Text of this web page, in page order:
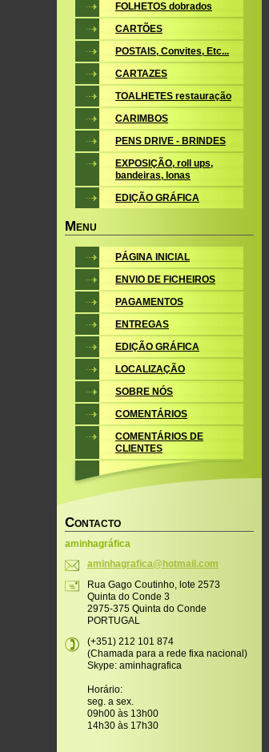
FOLHETOS dobrados
CARTÕES
POSTAIS, Convites, Etc...
CARTAZES
TOALHETES restauração
CARIMBOS
PENS DRIVE - BRINDES
EXPOSIÇÃO, roll ups,
bandeiras, lonas
EDIÇÃO GRÁFICA
M ENU
PÁGINA INICIAL
ENVIO DE FICHEIROS
PAGAMENTOS
ENTREGAS
EDIÇÃO GRÁFICA
LOCALIZAÇÃO
SOBRE NÓS
COMENTÁRIOS
COMENTÁRIOS DE
CLIENTES
CONTACTO
aminhagráfica
aminhagrafica@hotmail.com
Rua Gago Coutinho, lote 2573
Quinta do Conde 3
2975-375 Quinta do Conde
PORTUGAL
(+351) 212 101 874
(Chamada para a rede fixa nacional)
Skype: aminhagrafica
Horário:
seg. a sex.
09h00 às 13h00
14h30 às 17h30